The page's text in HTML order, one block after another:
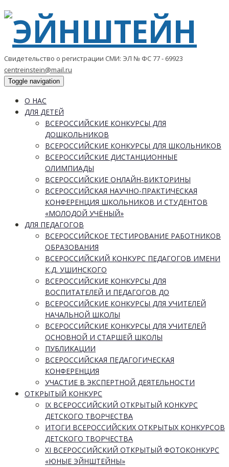
Свидетельство о регистрации СМИ: ЭЛ № ФС 77 - 69923
centreinstein@mail.ru
Toggle navigation
О НАС
ДЛЯ ДЕТЕЙ
ВСЕРОССИЙСКИЕ КОНКУРСЫ ДЛЯ
ДОШКОЛЬНИКОВ
ВСЕРОССИЙСКИЕ КОНКУРСЫ ДЛЯ ШКОЛЬНИКОВ
ВСЕРОССИЙСКИЕ ДИСТАНЦИОННЫЕ
ОЛИМПИАДЫ
ВСЕРОССИЙСКИЕ ОНЛАЙН-ВИКТОРИНЫ
ВСЕРОССИЙСКАЯ НАУЧНО-ПРАКТИЧЕСКАЯ
КОНФЕРЕНЦИЯ ШКОЛЬНИКОВ И СТУДЕНТОВ
«МОЛОДОЙ УЧЁНЫЙ»
ДЛЯ ПЕДАГОГОВ
ВСЕРОССИЙСКОЕ ТЕСТИРОВАНИЕ РАБОТНИКОВ
ОБРАЗОВАНИЯ
ВСЕРОССИЙСКИЙ КОНКУРС ПЕДАГОГОВ ИМЕНИ
К.Д. УШИНСКОГО
ВСЕРОССИЙСКИЕ КОНКУРСЫ ДЛЯ
ВОСПИТАТЕЛЕЙ И ПЕДАГОГОВ ДО
ВСЕРОССИЙСКИЕ КОНКУРСЫ ДЛЯ УЧИТЕЛЕЙ
НАЧАЛЬНОЙ ШКОЛЫ
ВСЕРОССИЙСКИЕ КОНКУРСЫ ДЛЯ УЧИТЕЛЕЙ
ОСНОВНОЙ И СТАРШЕЙ ШКОЛЫ
ПУБЛИКАЦИИ
ВСЕРОССИЙСКАЯ ПЕДАГОГИЧЕСКАЯ
КОНФЕРЕНЦИЯ
УЧАСТИЕ В ЭКСПЕРТНОЙ ДЕЯТЕЛЬНОСТИ
ОТКРЫТЫЙ КОНКУРС
IX ВСЕРОССИЙСКИЙ ОТКРЫТЫЙ КОНКУРС
ДЕТСКОГО ТВОРЧЕСТВА
ИТОГИ ВСЕРОССИЙСКИХ ОТКРЫТЫХ КОНКУРСОВ
ДЕТСКОГО ТВОРЧЕСТВА
XI ВСЕРОССИЙСКИЙ ОТКРЫТЫЙ ФОТОКОНКУРС
«ЮНЫЕ ЭЙНШТЕЙНЫ»